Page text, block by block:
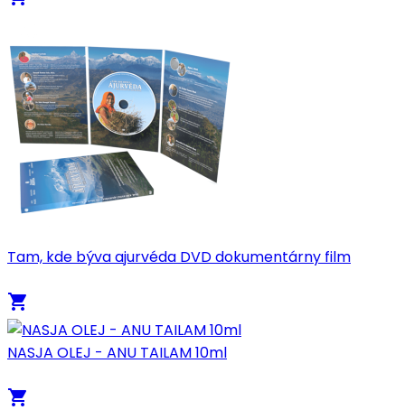
Tam, kde býva ajurvéda DVD dokumentárny film
local_grocery_store
NASJA OLEJ - ANU TAILAM 10ml
local_grocery_store